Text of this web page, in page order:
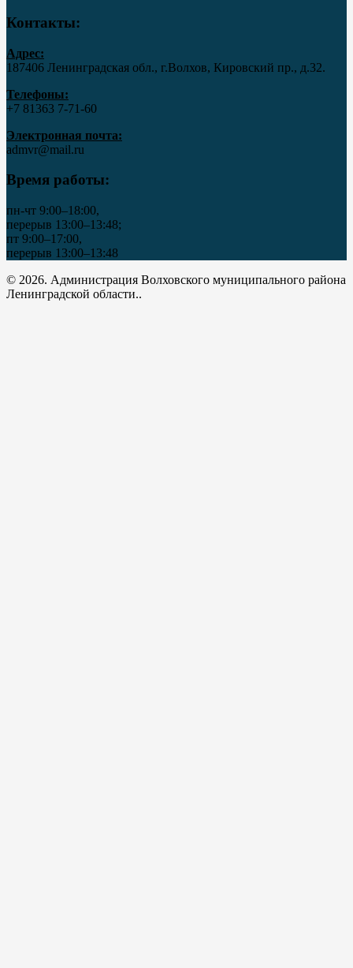
Контакты:
Адрес:
187406 Ленинградская обл., г.Волхов, Кировский пр., д.32.
Телефоны:
+7 81363 7‑71-60
Электронная почта:
admvr@mail.ru
Время работы:
пн-чт 9:00–18:00,
перерыв 13:00–13:48;
пт 9:00–17:00,
перерыв 13:00–13:48
© 2026. Администрация Волховского муниципального района
Ленинградской области..